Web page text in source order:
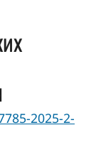
2025-2-